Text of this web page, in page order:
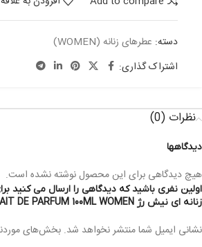
دسته: عطرهای زنانه (WOMEN)
اشتراک گذاری:
نظرات (0)
دیدگاهها
هیچ دیدگاهی برای این محصول نوشته نشده است.
اولین نفری باشید که دیدگاهی را ارسال می کنید
زنانه ای نیش رژ A NICHE ROUGE EXTRAIT DE PARFUM 100ML WOMEN”
نشانی ایمیل شما منتشر نخواهد شد. بخش‌های